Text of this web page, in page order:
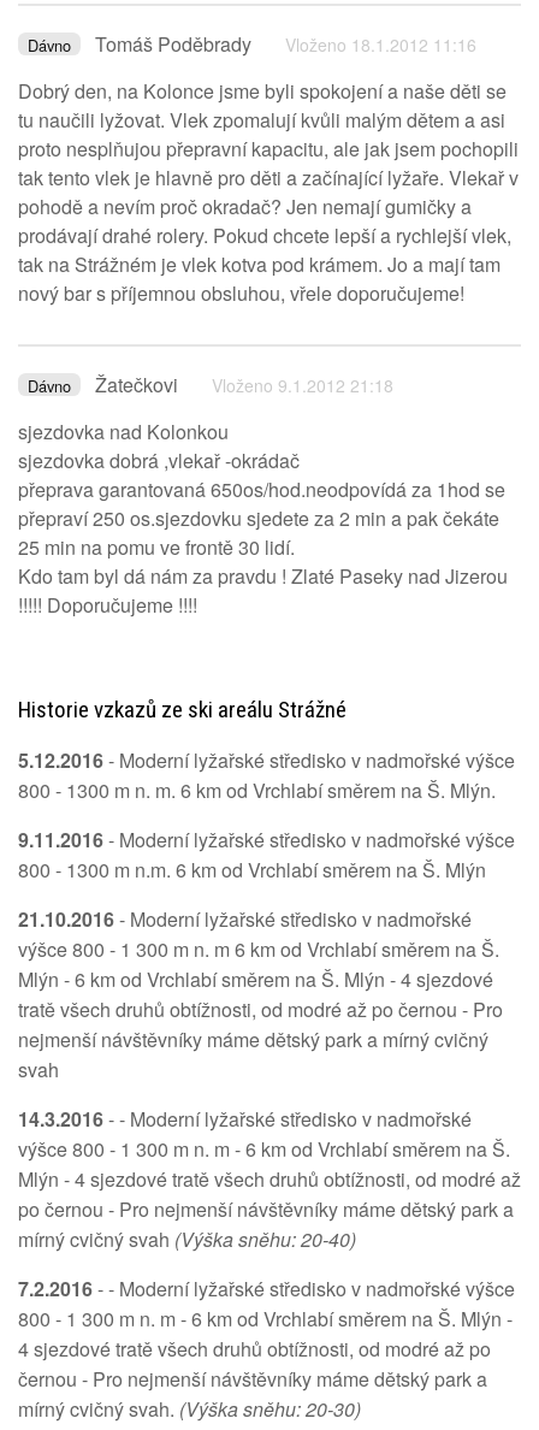
Dávno Tomáš Poděbrady Vloženo 18.1.2012 11:16
Dobrý den, na Kolonce jsme byli spokojení a naše děti se
tu naučili lyžovat. Vlek zpomalují kvůli malým dětem a asi
proto nesplňujou přepravní kapacitu, ale jak jsem pochopili
tak tento vlek je hlavně pro děti a začínající lyžaře. Vlekař v
pohodě a nevím proč okradač? Jen nemají gumičky a
prodávají drahé rolery. Pokud chcete lepší a rychlejší vlek,
tak na Strážném je vlek kotva pod krámem. Jo a mají tam
nový bar s příjemnou obsluhou, vřele doporučujeme!
Dávno Žatečkovi Vloženo 9.1.2012 21:18
sjezdovka nad Kolonkou
sjezdovka dobrá ,vlekař -okrádač
přeprava garantovaná 650os/hod.neodpovídá za 1hod se
přepraví 250 os.sjezdovku sjedete za 2 min a pak čekáte
25 min na pomu ve frontě 30 lidí.
Kdo tam byl dá nám za pravdu ! Zlaté Paseky nad Jizerou
!!!!! Doporučujeme !!!!
Historie vzkazů ze ski areálu Strážné
5.12.2016- Moderní lyžařské středisko v nadmořské výšce
800 - 1300 m n. m. 6 km od Vrchlabí směrem na Š. Mlýn.
9.11.2016- Moderní lyžařské středisko v nadmořské výšce
800 - 1300 m n.m. 6 km od Vrchlabí směrem na Š. Mlýn
21.10.2016- Moderní lyžařské středisko v nadmořské
výšce 800 - 1 300 m n. m 6 km od Vrchlabí směrem na Š.
Mlýn - 6 km od Vrchlabí směrem na Š. Mlýn - 4 sjezdové
tratě všech druhů obtížnosti, od modré až po černou - Pro
nejmenší návštěvníky máme dětský park a mírný cvičný
svah
14.3.2016- - Moderní lyžařské středisko v nadmořské
výšce 800 - 1 300 m n. m - 6 km od Vrchlabí směrem na Š.
Mlýn - 4 sjezdové tratě všech druhů obtížnosti, od modré až
po černou - Pro nejmenší návštěvníky máme dětský park a
mírný cvičný svah (Výška sněhu: 20-40)
7.2.2016- - Moderní lyžařské středisko v nadmořské výšce
800 - 1 300 m n. m - 6 km od Vrchlabí směrem na Š. Mlýn -
4 sjezdové tratě všech druhů obtížnosti, od modré až po
černou - Pro nejmenší návštěvníky máme dětský park a
mírný cvičný svah. (Výška sněhu: 20-30)